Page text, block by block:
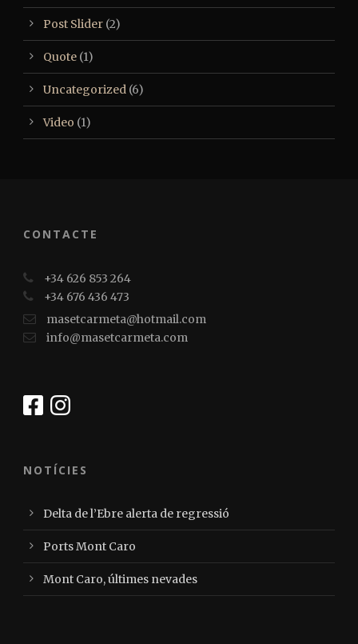
Post Slider (2)
Quote (1)
Uncategorized (6)
Video (1)
CONTACTE
+34 626 853 264
+34 676 436 473
masetcarmeta@hotmail.com
info@masetcarmeta.com
NOTÍCIES
Delta de l’Ebre alerta de regressió
Ports Mont Caro
Mont Caro, últimes nevades